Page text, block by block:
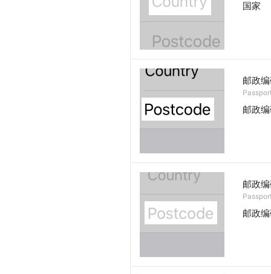
国家
邮政
邮政
邮政
邮政